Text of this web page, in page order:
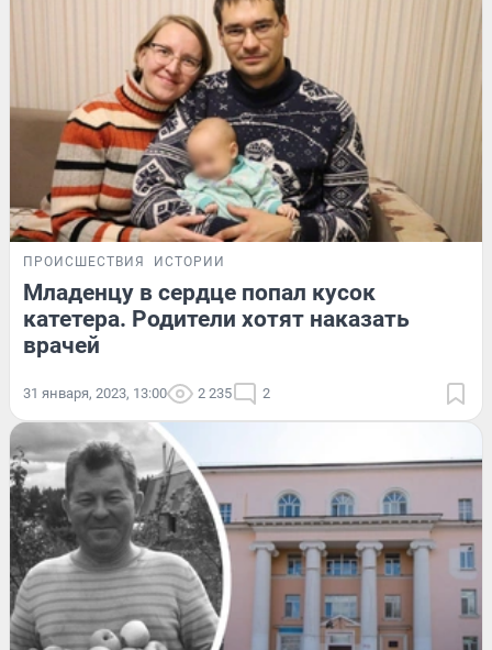
ПРОИСШЕСТВИЯ ИСТОРИИ
Младенцу в сердце попал кусок
катетера. Родители хотят наказать
врачей
31 января, 2023, 13:00 2 235 2